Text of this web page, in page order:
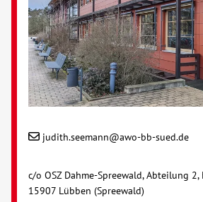
judith.seemann@awo-bb-sued.de
c/o OSZ Dahme-Spreewald, Abteilung
15907 Lübben (Spreewald)